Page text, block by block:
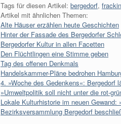
Tags für diesen Artikel: bergedorf,
Artikel mit ähnlichen Themen:
Alte Häuser erzählen heute Geschichten
Hinter der Fassade des Bergedorfer
Bergedorfer Kultur in allen Facetten
Den Flüchtlingen eine Stimme geben
Tag des offenen Denkmals
Handelskammer-Pläne bedrohen
4. »Woche des Gedenkens«: Bergedorf
»Umweltpolitik soll nicht unter die rot-
Lokale Kulturhistorie im neuen Gewand:
Bezirksversammlung Bergedorf